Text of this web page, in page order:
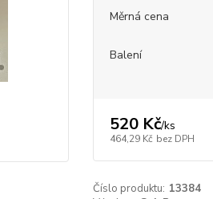
Měrná cena
Balení
520 Kč/ks
464,29 Kč bez DPH
Číslo produktu: 13384